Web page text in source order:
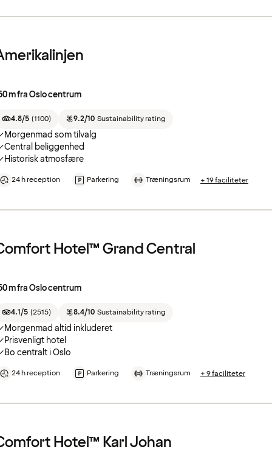
m fra Oslo centrum
4.8/5 (1100) 9.2/10 Sustainability rating
Morgenmad som tilvalg
Central beliggenhed
Historisk atmosfære
24 h reception Parkering Træningsrum + 19 faciliteter
Hotel™ Grand Central
m fra Oslo centrum
4.1/5 (2515) 8.4/10 Sustainability rating
Morgenmad altid inkluderet
Prisvenligt hotel
Bo centralt i Oslo
24 h reception Parkering Træningsrum + 9 faciliteter
Hotel™ Karl Johan